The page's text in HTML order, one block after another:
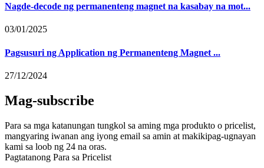
Nagde-decode ng permanenteng magnet na kasabay na mot...
03/01/2025
Pagsusuri ng Application ng Permanenteng Magnet ...
27/12/2024
Mag-subscribe
Para sa mga katanungan tungkol sa aming mga produkto o pricelist,
mangyaring iwanan ang iyong email sa amin at makikipag-ugnayan
kami sa loob ng 24 na oras.
Pagtatanong Para sa Pricelist